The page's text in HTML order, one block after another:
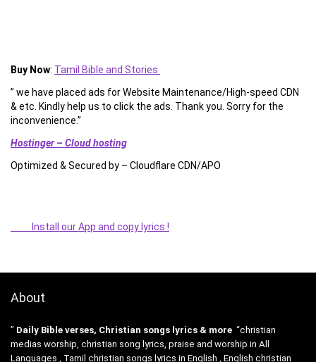
Buy Now: Tamil Bible and Stories
” we have placed ads for Website Maintenance/High-speed CDN
& etc. Kindly help us to click the ads. Thank you. Sorry for the
inconvenience.”
Hostinger – Cloud hosting
Optimized & Secured by – Cloudflare CDN/APO
Install our App and copy lyrics !
About
” Daily Bible verses, Christian songs lyrics & more “christian
medias worship, christian song lyrics, praise and worship in All
Languages , Tamil christian songs lyrics in English , English christian